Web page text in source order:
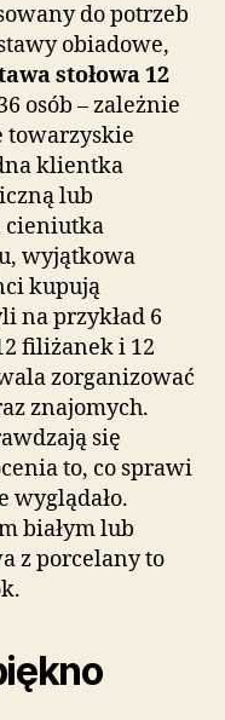
do potrzeb
obiadowe,
stołowa 12
osób – zależnie
towarzyskie
klientka
lub
cieniutka
wyjątkowa
kupują
na przykład 6
filiżanek i 12
zorganizować
znajomych.
się
to, co sprawi
wyglądało.
białym lub
z porcelany to